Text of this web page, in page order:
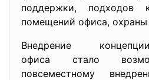
поддержки, подходов
помещений офиса, охраны
Внедрение
офиса стало
повсеместному